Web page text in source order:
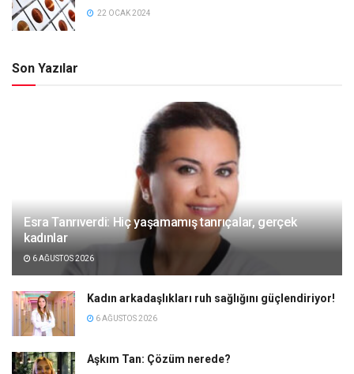
22 OCAK 2024
Son Yazılar
Esra Tanrıverdi: Hiç yaşamamış tanrıçalar, gerçek
kadınlar
6 AĞUSTOS 2026
Kadın arkadaşlıkları ruh sağlığını güçlendiriyor!
6 AĞUSTOS 2026
Aşkım Tan: Çözüm nerede?